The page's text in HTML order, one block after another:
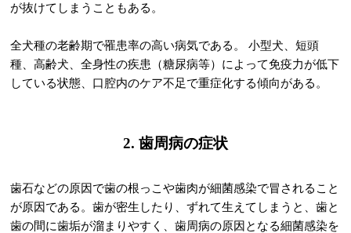
が抜けてしまうこともある。
全犬種の老齢期で罹患率の高い病気である。 小型犬、短頭
種、高齢犬、全身性の疾患（糖尿病等）によって免疫力が低下
している状態、口腔内のケア不足で重症化する傾向がある。
2. 歯周病の症状
歯石などの原因で歯の根っこや歯肉が細菌感染で冒されること
が原因である。歯が密生したり、ずれて生えてしまうと、歯と
歯の間に歯垢が溜まりやすく、歯周病の原因となる細菌感染を